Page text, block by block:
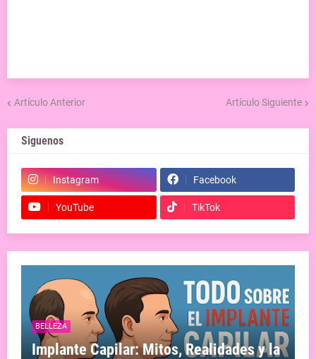
Artículo Anterior Artículo Siguiente
Siguenos
Instagram Facebook
YouTube TikTok
BELLEZA
Implante Capilar: Mitos, Realidades y la